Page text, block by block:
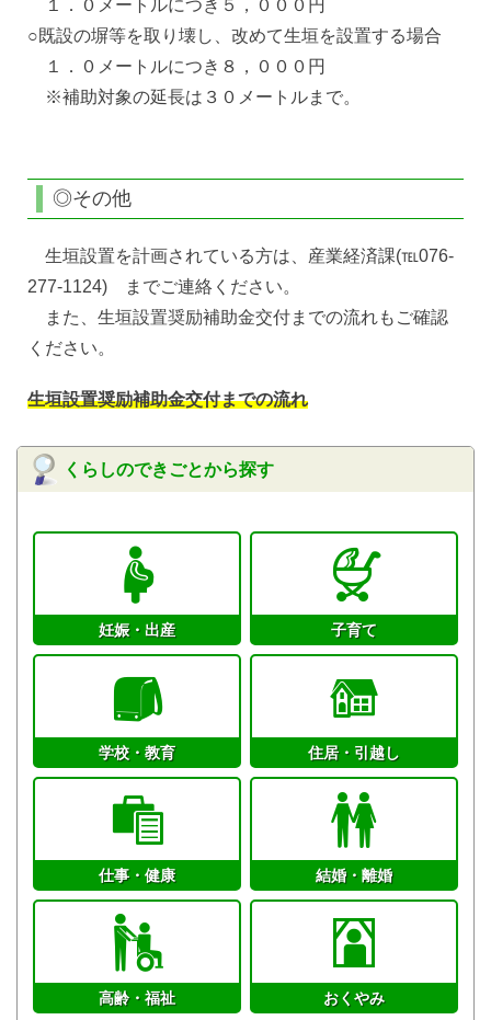
１．０メートルにつき５，０００円
○既設の塀等を取り壊し、改めて生垣を設置する場合
１．０メートルにつき８，０００円
※補助対象の延長は３０メートルまで。
◎その他
生垣設置を計画されている方は、産業経済課(℡076-
277-1124) までご連絡ください。
また、生垣設置奨励補助金交付までの流れもご確認
ください。
生垣設置奨励補助金交付までの流れ
くらしのできごとから探す
妊娠・出産 子育て
学校・教育 住居・引越し
仕事・健康 結婚・離婚
高齢・福祉 おくやみ